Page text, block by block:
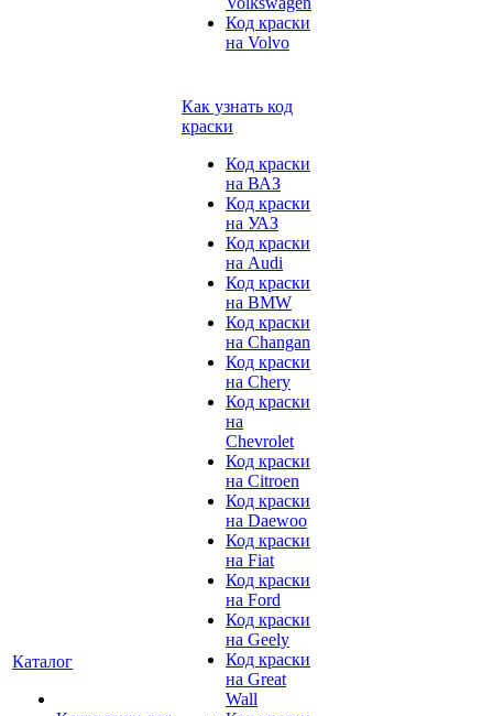
Код краски
на Volvo
Каталог
Как узнать код
краски
Код краски
на ВАЗ
Код краски
на УАЗ
Код краски
на Audi
Код краски
на BMW
Код краски
на Changan
Код краски
на Chery
Код краски
на
Chevrolet
Код краски
на Citroen
Код краски
на Daewoo
Код краски
на Fiat
Код краски
на Ford
Код краски
на Geely
Код краски
на Great
Wall